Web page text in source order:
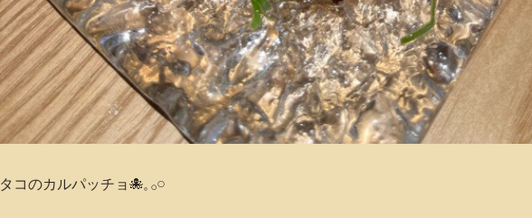
タコのカルパッチョ🐙𓈒 𓂂𓏸